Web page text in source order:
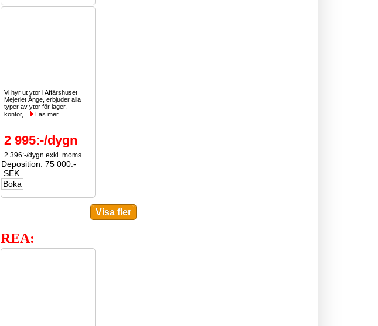
Vi hyr ut ytor i Affärshuset
Mejeriet Ånge, erbjuder alla
typer av ytor för lager,
kontor,...
Läs mer
2 995:-/dygn
2 396:-/dygn exkl. moms
Deposition: 75 000:-
SEK
REA: